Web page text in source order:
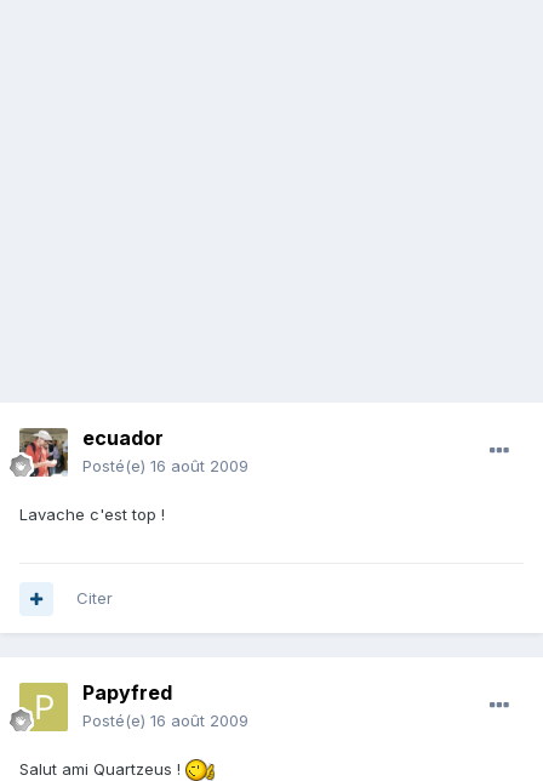
ecuador
Posté(e) 16 août 2009
Lavache c'est top !
Citer
Papyfred
Posté(e) 16 août 2009
Salut ami Quartzeus !